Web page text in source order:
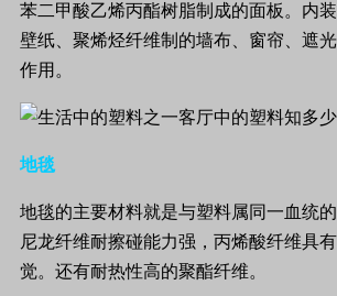
苯二甲酸乙烯丙酯树脂制成的面板。内
壁纸、聚烯烃纤维制的墙布、窗帘、遮
作用。
地毯
地毯的主要材料就是与塑料属同一血统的
尼龙纤维耐擦碰能力强，丙烯酸纤维具
觉。还有耐热性高的聚酯纤维。